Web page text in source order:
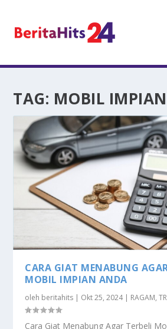
TAG: MOBIL
CARA GIAT MENABUNG
MOBIL IMPIAN ANDA
oleh beritahits | Okt 25, 2024| RAGAM,
Cara Giat Menabung Agar Terbeli